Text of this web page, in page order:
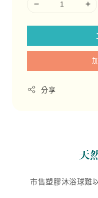
分享
天
市售塑膠沐浴球難